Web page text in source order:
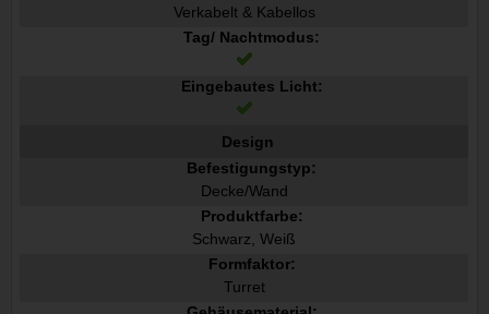
Verkabelt & Kabellos
Tag/ Nachtmodus:
Eingebautes Licht:
Design
Befestigungstyp:
Decke/Wand
Produktfarbe:
Schwarz, Weiß
Formfaktor:
Turret